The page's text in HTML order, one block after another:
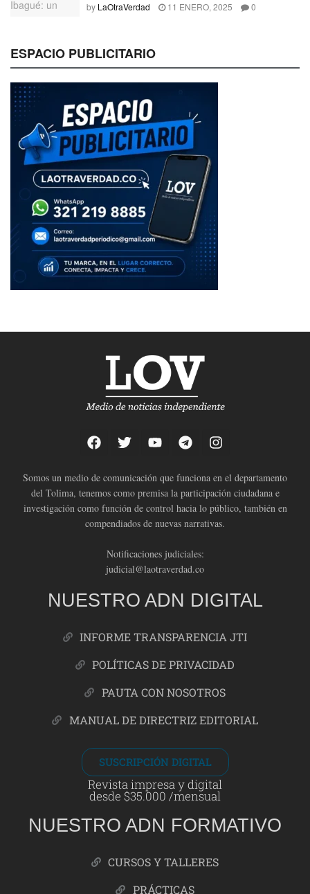
by LaOtraVerdad 11 ENERO, 2025 0
ESPACIO PUBLICITARIO
Somos un medio de comunicación que funciona en el departamento
del Tolima, tenemos como premisa la participación ciudadana e
investigación como función de control hacia lo público, también en
compendiados de nuevas narrativas.
Notificaciones judiciales:
judicial@laotraverdad.co
NUESTRO ADN DIGITAL
INFORME TRANSPARENCIA JTI
POLÍTICAS DE PRIVACIDAD
PAUTA CON NOSOTROS
MANUAL DE DIRECTRIZ EDITORIAL
SUSCRIPCIÓN DIGITAL
Revista impresa y digital
desde $35.000 /mensual
NUESTRO ADN FORMATIVO
CURSOS Y TALLERES
PRÁCTICAS